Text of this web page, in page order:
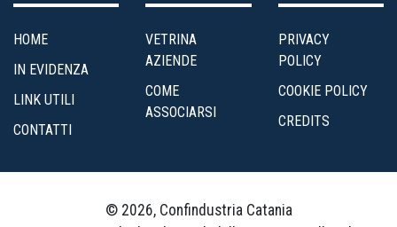
HOME
IN EVIDENZA
LINK UTILI
CONTATTI
VETRINA
AZIENDE
COME
ASSOCIARSI
PRIVACY
POLICY
COOKIE POLICY
CREDITS
© 2026, Confindustria Catania